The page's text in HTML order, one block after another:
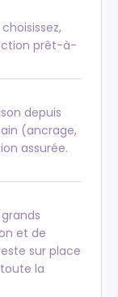
prêt-à-
depuis
(ancrage,
assurée.
et de
sur place
la